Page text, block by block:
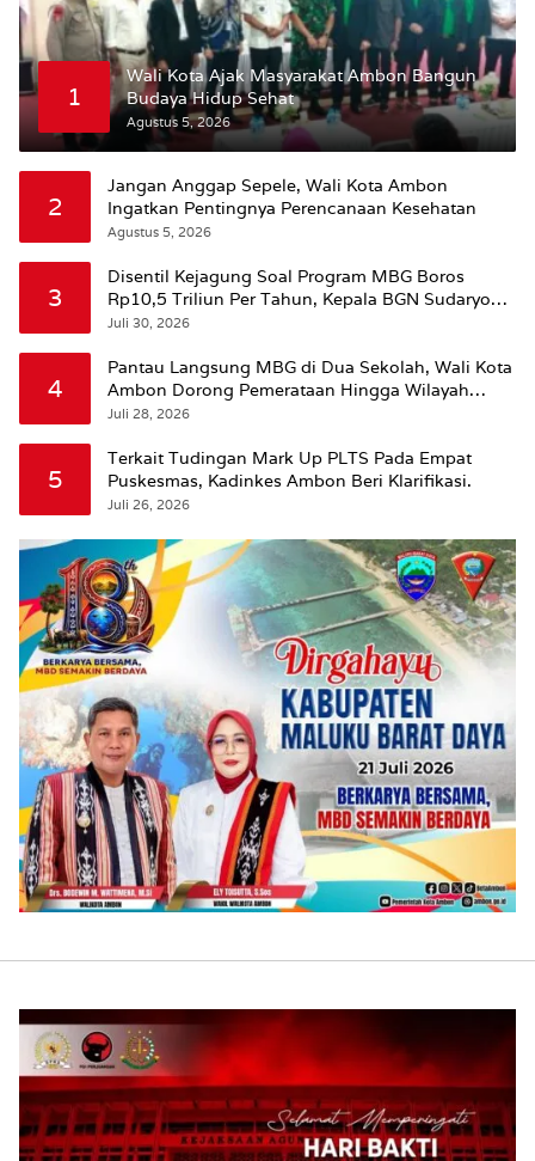
1
Wali Kota Ajak Masyarakat Ambon Bangun
Budaya Hidup Sehat
Agustus 5, 2026
2
Jangan Anggap Sepele, Wali Kota Ambon
Ingatkan Pentingnya Perencanaan Kesehatan
Agustus 5, 2026
3
Disentil Kejagung Soal Program MBG Boros
Rp10,5 Triliun Per Tahun, Kepala BGN Sudaryono
Beri Penjelasan
Juli 30, 2026
4
Pantau Langsung MBG di Dua Sekolah, Wali Kota
Ambon Dorong Pemerataan Hingga Wilayah
Leitimur Selatan
Juli 28, 2026
5
Terkait Tudingan Mark Up PLTS Pada Empat
Puskesmas, Kadinkes Ambon Beri Klarifikasi.
Juli 26, 2026